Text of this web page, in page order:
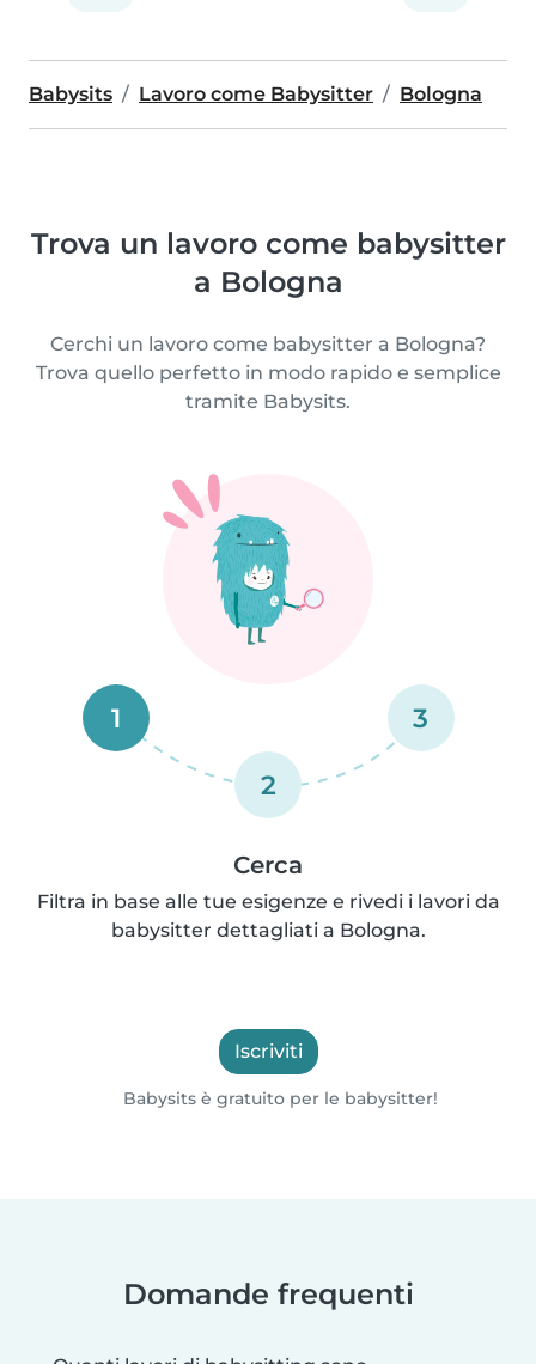
Babysits Lavoro come Babysitter Bologna
Trova un lavoro come babysitter
a Bologna
Cerchi un lavoro come babysitter a Bologna?
Trova quello perfetto in modo rapido e semplice
tramite Babysits.
1
2
3
Cerca
Filtra in base alle tue esigenze e rivedi i lavori da
babysitter dettagliati a Bologna.
Iscriviti
Babysits è gratuito per le babysitter!
Domande frequenti